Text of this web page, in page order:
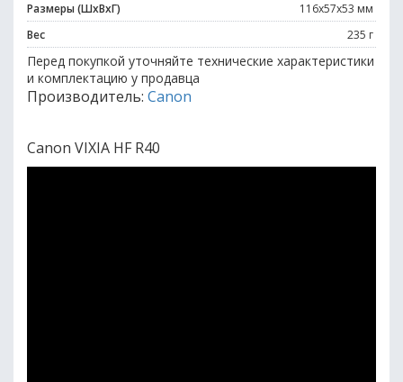
Размеры (ШхВхГ)
116x57x53 мм
Вес
235 г
Перед покупкой уточняйте технические характеристики
и комплектацию у продавца
Производитель: Canon
Canon VIXIA HF R40